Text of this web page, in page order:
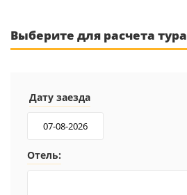
Выберите для расчета тура
Дату заезда
Отель: